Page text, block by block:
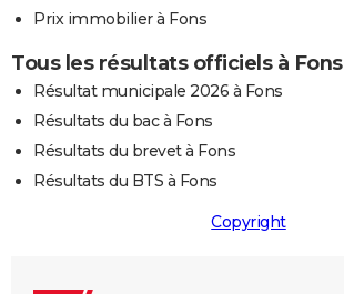
Prix immobilier à Fons
Tous les résultats officiels à Fons
Résultat municipale 2026 à Fons
Résultats du bac à Fons
Résultats du brevet à Fons
Résultats du BTS à Fons
Copyright